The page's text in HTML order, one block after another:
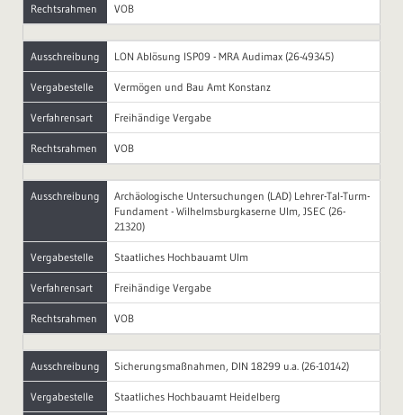
Rechtsrahmen VOB
Ausschreibung LON Ablösung ISP09 - MRA Audimax (26-49345)
Vergabestelle Vermögen und Bau Amt Konstanz
Verfahrensart Freihändige Vergabe
Rechtsrahmen VOB
Ausschreibung
Archäologische Untersuchungen (LAD) Lehrer-Tal-Turm-
Fundament - Wilhelmsburgkaserne Ulm, JSEC (26-
21320)
Vergabestelle Staatliches Hochbauamt Ulm
Verfahrensart Freihändige Vergabe
Rechtsrahmen VOB
Ausschreibung Sicherungsmaßnahmen, DIN 18299 u.a. (26-10142)
Vergabestelle Staatliches Hochbauamt Heidelberg